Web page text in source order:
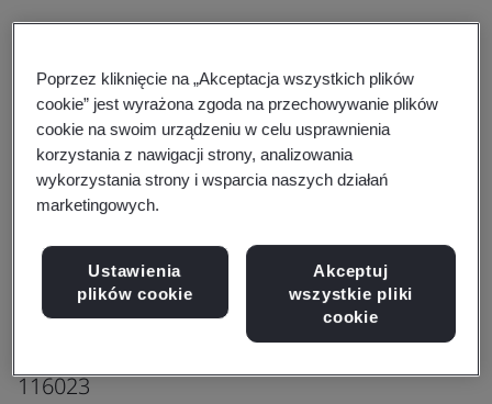
Genpact-China : Dalian
-Jing Feng Building
Production office
East Hong Chuan Road 20# 22# 24# 26#,
Jing Feng Building,
High & New Technology Zone,
Dalian City, Liaoning Province,
116023
Poprzez kliknięcie na „Akceptacja wszystkich plików
cookie” jest wyrażona zgoda na przechowywanie plików
cookie na swoim urządzeniu w celu usprawnienia
korzystania z nawigacji strony, analizowania
wykorzystania strony i wsparcia naszych działań
marketingowych.
Ustawienia
plików cookie
Akceptuj
wszystkie pliki
cookie